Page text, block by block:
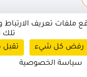
ملفات تعريف
تلك
رفض كل شيء
سياسة الخصوصية